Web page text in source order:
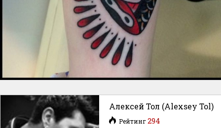
Алексей Тол (Alexsey Tol)
Рейтинг294